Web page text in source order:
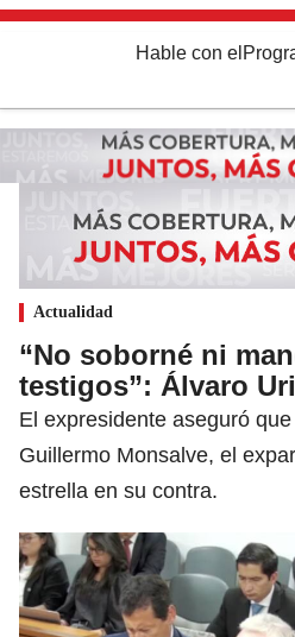
Hable con el
Actualidad
“No soborné ni
testigos”: Álvaro
El expresidente aseguró
Guillermo Monsalve, el
estrella en su contra.